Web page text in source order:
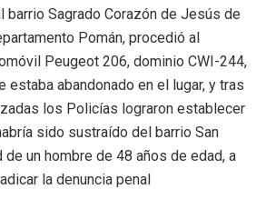
barrio Sagrado Corazón de Jesús de
Pomán, procedió al
Peugeot 206, dominio CWI-244,
estaba abandonado en el lugar, y tras
los Policías lograron establecer
sido sustraído del barrio San
de un hombre de 48 años de edad, a
la denuncia penal